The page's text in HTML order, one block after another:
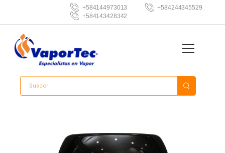
+584144973013
+584244345529
+584143428342